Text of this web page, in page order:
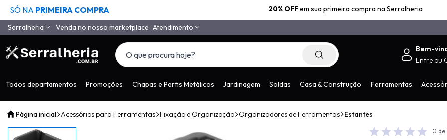
SÓ NA PRIMEIRA COMPRA 20% OFFem sua primeira compra na Serralheria
Serralheria
Quem Somos
Segurança
Pagamento
Tempo de Garantia
Venda no nosso marketplace Atendimento
(11) 4558-6994
(11) 97650-9985
Bem-
Entre ou
Todos departamentos Promoções Chapas e Perfis Metálicos Jardinagem Soldas Casa & Construção Ferramentas
Página inicial Acessórios para Ferramentas Fixação e Organização Organizadores de Ferramentas Estantes
0 de